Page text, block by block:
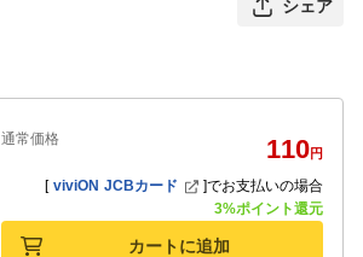
シェア
通常価格 110円
[ viviON JCBカード ]でお支払いの場合
3%ポイント還元
カートに追加